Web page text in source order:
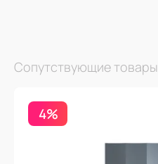
Сопутствующие товары
4%